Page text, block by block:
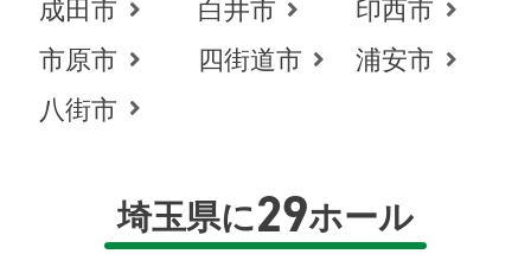
成田市
白井市
印西市
市原市
四街道市
浦安市
八街市
埼玉県に29ホール